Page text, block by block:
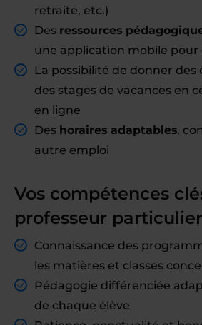
retraite, etc.)
Des ressources
une application mobile pour
La possibilité de donner des
des stages de vacances en
en ligne
Des horaires adaptables,
autre emploi
Vos compétences
professeur particulier
Connaissance des
les matières et classes
Pédagogie différenciée
de chaque élève